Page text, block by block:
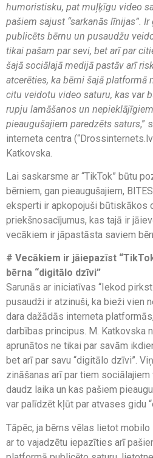
humoristisku, pat muļķīgu video
pašiem sajust “sarkanās līnijas”.
publicēts bērnu un pusaudžu
tikai pašam par sevi, bet arī par
šajā sociālajā medijā pastāv arī
atcerēties, ka bērni šajā platformā
citu veidotu video saturu, kas var
rupju lamāšanos un
pieaugušajiem paredzēts saturs,”
interneta centra
Katkovska.
Lai saskarsme ar “TikTok” būtu
bērniem, gan pieaugušajiem,
eksperti ir apkopojuši būtiskākos
priekšnosacījumus, kas tajā ir
vecākiem ir jāpastāsta saviem
# Vecākiem ir jāiepazīst
bērna “digitālo dzīvi”
Sarunās ar iniciatīvas “Iekod
pusaudži ir atzinuši, ka bieži vien
dara dažādās interneta
darbības principus. M. Katkovska
aprunātos ne tikai par savām
bet arī par savu “digitālo dzīvi”.
zināšanas arī par tiem
daudz laika un kas pašiem
var palīdzēt kļūt par atvases gidu
Tāpēc, ja bērns vēlas lietot mobilo
ar to vajadzētu iepazīties arī